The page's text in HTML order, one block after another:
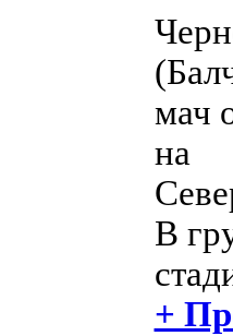
мач
на
В
+